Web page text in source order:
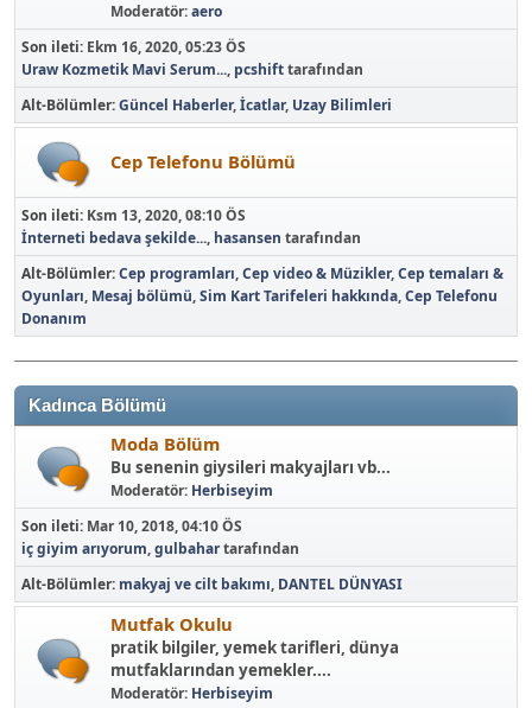
Moderatör:aero
Son ileti: Ekm 16, 2020, 05:23 ÖS
Uraw Kozmetik Mavi Serum..., pcshifttarafından
Alt-Bölümler Güncel Haberler İcatlar Uzay Bilimleri
Cep Telefonu Bölümü
Son ileti: Ksm 13, 2020, 08:10 ÖS
İnterneti bedava şekilde..., hasansen tarafından
Alt-Bölümler Cep programları Cep video & Müzikler Cep temaları &
Oyunları Mesaj bölümü Sim Kart Tarifeleri hakkında Cep Telefonu
Donanım
Kadınca Bölümü
Moda Bölüm
Bu senenin giysileri makyajları vb...
Moderatör: Herbiseyim
Son ileti: Mar 10, 2018, 04:10 ÖS
iç giyim arıyorum,gulbahartarafından
Alt-Bölümler makyaj ve cilt bakımı DANTEL DÜNYASI
Mutfak Okulu
pratik bilgiler, yemek tarifleri, dünya
mutfaklarından yemekler....
Moderatör: Herbiseyim